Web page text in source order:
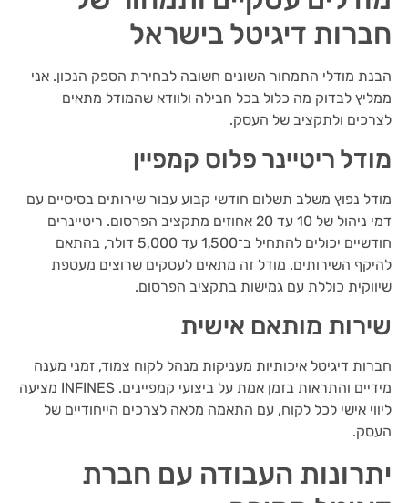
חברות דיגיטל בישראל
הבנת מודלי התמחור השונים חשובה לבחירת הספק הנכון. אני
ממליץ לבדוק מה כלול בכל חבילה ולוודא שהמודל מתאים
לצרכים ולתקציב של העסק.
מודל ריטיינר פלוס קמפיין
מודל נפוץ משלב תשלום חודשי קבוע עבור שירותים בסיסיים עם
דמי ניהול של 10 עד 20 אחוזים מתקציב הפרסום. ריטיינרים
חודשיים יכולים להתחיל ב־1,500 עד 5,000 דולר, בהתאם
להיקף השירותים. מודל זה מתאים לעסקים שרוצים מעטפת
שיווקית כוללת עם גמישות בתקציב הפרסום.
שירות מותאם אישית
חברות דיגיטל איכותיות מעניקות מנהל לקוח צמוד, זמני מענה
מידיים והתראות בזמן אמת על ביצועי קמפיינים. INFINES מציעה
ליווי אישי לכל לקוח, עם התאמה מלאה לצרכים הייחודיים של
העסק.
יתרונות העבודה עם חברת